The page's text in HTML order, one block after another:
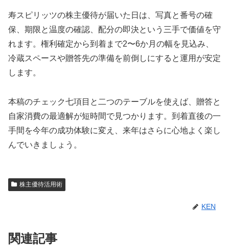
寿スピリッツの株主優待が届いた日は、写真と番号の確
保、期限と温度の確認、配分の即決という三手で価値を守
れます。権利確定から到着まで2〜6か月の幅を見込み、
冷蔵スペースや贈答先の準備を前倒しにすると運用が安定
します。
本稿のチェック七項目と二つのテーブルを使えば、贈答と
自家消費の最適解が短時間で見つかります。到着直後の一
手間を今年の成功体験に変え、来年はさらに心地よく楽し
んでいきましょう。
株主優待活用術
KEN
関連記事